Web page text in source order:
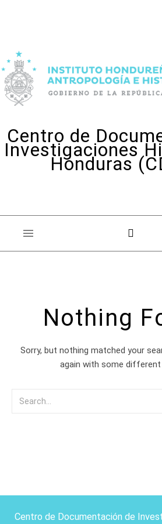
Centro de
Investigaciones
Honduras
Nothing
Sorry, but nothing matched your
again with some different
Centro de Documentación de